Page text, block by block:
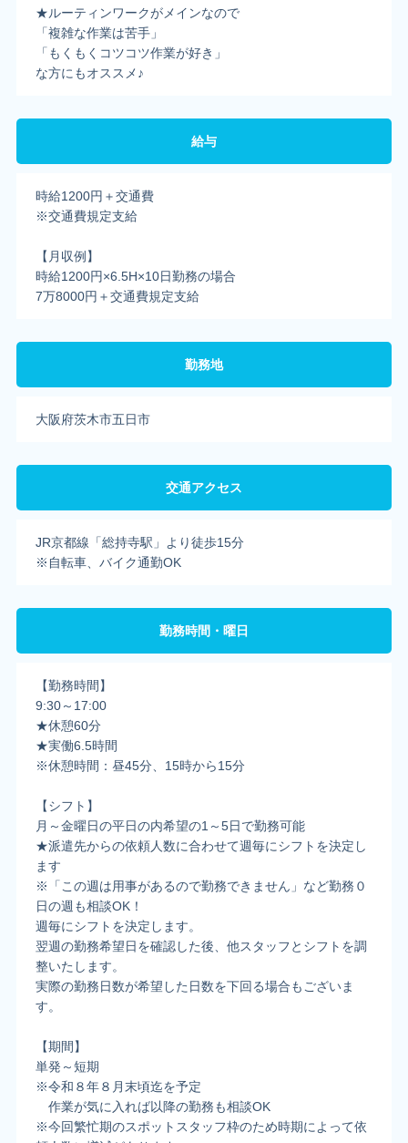
★ルーティンワークがメインなので
「複雑な作業は苦手」
「もくもくコツコツ作業が好き」
な方にもオススメ♪
給与
時給1200円＋交通費
※交通費規定支給
【月収例】
時給1200円×6.5H×10日勤務の場合
7万8000円＋交通費規定支給
勤務地
大阪府茨木市五日市
交通アクセス
JR京都線「総持寺駅」より徒歩15分
※自転車、バイク通勤OK
勤務時間・曜日
【勤務時間】
9:30～17:00
★休憩60分
★実働6.5時間
※休憩時間：昼45分、15時から15分
【シフト】
月～金曜日の平日の内希望の1～5日で勤務可能
★派遣先からの依頼人数に合わせて週毎にシフトを決定し
ます
※「この週は用事があるので勤務できません」など勤務０
日の週も相談OK！
週毎にシフトを決定します。
翌週の勤務希望日を確認した後、他スタッフとシフトを調
整いたします。
実際の勤務日数が希望した日数を下回る場合もございま
す。
【期間】
単発～短期
※令和８年８月末頃迄を予定
作業が気に入れば以降の勤務も相談OK
※今回繁忙期のスポットスタッフ枠のため時期によって依